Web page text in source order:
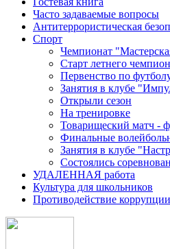
Часто задаваемые вопросы
Антитеррористическая
Спорт
Чемпионат
Старт летнего
Первенство по
Занятия в клубе
Открыли сезон
На тренировке
Товарищеский матч -
Финальные
Занятия в клубе
Состоялись
УДАЛЕННАЯ работа
Культура для школьников
Противодействие коррупции